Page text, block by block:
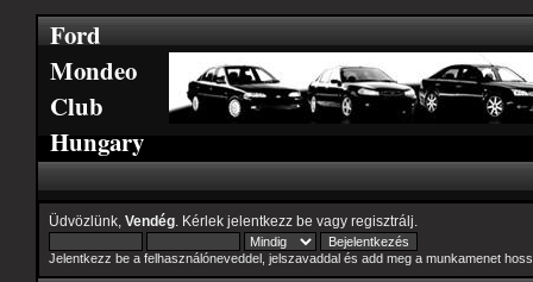
Ford
Mondeo
Club
Hungary
Üdvözlünk, Vendég . Kérlek jelentkezz be vagy regisztrálj
Jelentkezz be a felhasználóneveddel, jelszavaddal és add meg a munkamenet